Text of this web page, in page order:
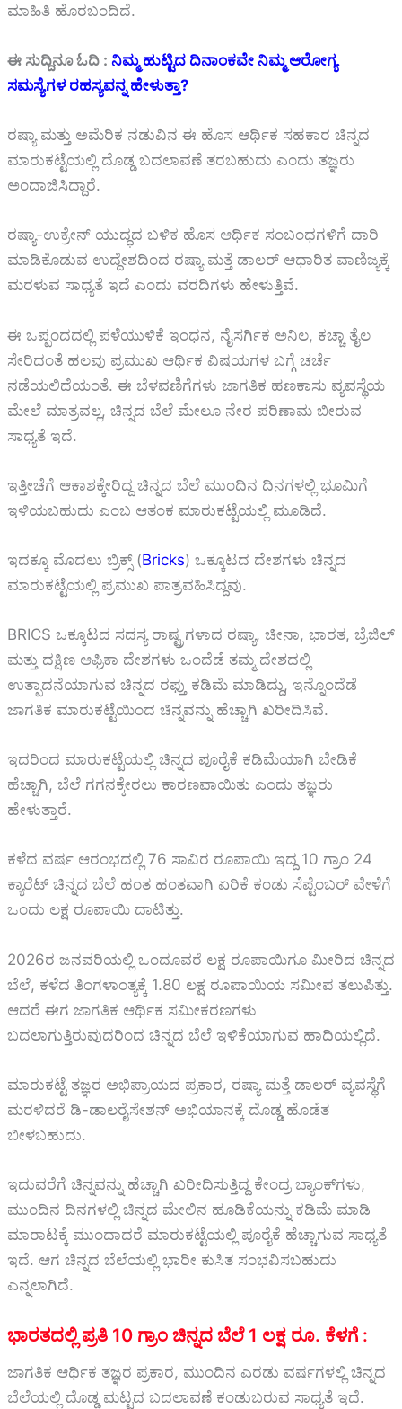
ಮಾಹಿತಿ ಹೊರಬಂದಿದೆ.
ಈ ಸುದ್ದಿನೂ ಓದಿ : ನಿಮ್ಮ ಹುಟ್ಟಿದ ದಿನಾಂಕವೇ ನಿಮ್ಮ ಆರೋಗ್ಯ
ಸಮಸ್ಯೆಗಳ ರಹಸ್ಯವನ್ನ ಹೇಳುತ್ತಾ?
ರಷ್ಯಾ ಮತ್ತು ಅಮೆರಿಕ ನಡುವಿನ ಈ ಹೊಸ ಆರ್ಥಿಕ ಸಹಕಾರ ಚಿನ್ನದ
ಮಾರುಕಟ್ಟೆಯಲ್ಲಿ ದೊಡ್ಡ ಬದಲಾವಣೆ ತರಬಹುದು ಎಂದು ತಜ್ಞರು
ಅಂದಾಜಿಸಿದ್ದಾರೆ.
ರಷ್ಯಾ-ಉಕ್ರೇನ್ ಯುದ್ಧದ ಬಳಿಕ ಹೊಸ ಆರ್ಥಿಕ ಸಂಬಂಧಗಳಿಗೆ ದಾರಿ
ಮಾಡಿಕೊಡುವ ಉದ್ದೇಶದಿಂದ ರಷ್ಯಾ ಮತ್ತೆ ಡಾಲರ್ ಆಧಾರಿತ ವಾಣಿಜ್ಯಕ್ಕೆ
ಮರಳುವ ಸಾಧ್ಯತೆ ಇದೆ ಎಂದು ವರದಿಗಳು ಹೇಳುತ್ತಿವೆ.
ಈ ಒಪ್ಪಂದದಲ್ಲಿ ಪಳೆಯುಳಿಕೆ ಇಂಧನ, ನೈಸರ್ಗಿಕ ಅನಿಲ, ಕಚ್ಚಾ ತೈಲ
ಸೇರಿದಂತೆ ಹಲವು ಪ್ರಮುಖ ಆರ್ಥಿಕ ವಿಷಯಗಳ ಬಗ್ಗೆ ಚರ್ಚೆ
ನಡೆಯಲಿದೆಯಂತೆ. ಈ ಬೆಳವಣಿಗೆಗಳು ಜಾಗತಿಕ ಹಣಕಾಸು ವ್ಯವಸ್ಥೆಯ
ಮೇಲೆ ಮಾತ್ರವಲ್ಲ, ಚಿನ್ನದ ಬೆಲೆ ಮೇಲೂ ನೇರ ಪರಿಣಾಮ ಬೀರುವ
ಸಾಧ್ಯತೆ ಇದೆ.
ಇತ್ತೀಚೆಗೆ ಆಕಾಶಕ್ಕೇರಿದ್ದ ಚಿನ್ನದ ಬೆಲೆ ಮುಂದಿನ ದಿನಗಳಲ್ಲಿ ಭೂಮಿಗೆ
ಇಳಿಯಬಹುದು ಎಂಬ ಆತಂಕ ಮಾರುಕಟ್ಟೆಯಲ್ಲಿ ಮೂಡಿದೆ.
ಇದಕ್ಕೂ ಮೊದಲು ಬ್ರಿಕ್ಸ್ (Bricks) ಒಕ್ಕೂಟದ ದೇಶಗಳು ಚಿನ್ನದ
ಮಾರುಕಟ್ಟೆಯಲ್ಲಿ ಪ್ರಮುಖ ಪಾತ್ರವಹಿಸಿದ್ದವು.
BRICS ಒಕ್ಕೂಟದ ಸದಸ್ಯ ರಾಷ್ಟ್ರಗಳಾದ ರಷ್ಯಾ, ಚೀನಾ, ಭಾರತ, ಬ್ರೆಜಿಲ್
ಮತ್ತು ದಕ್ಷಿಣ ಆಫ್ರಿಕಾ ದೇಶಗಳು ಒಂದೆಡೆ ತಮ್ಮ ದೇಶದಲ್ಲಿ
ಉತ್ಪಾದನೆಯಾಗುವ ಚಿನ್ನದ ರಫ್ತು ಕಡಿಮೆ ಮಾಡಿದ್ದು, ಇನ್ನೊಂದೆಡೆ
ಜಾಗತಿಕ ಮಾರುಕಟ್ಟೆಯಿಂದ ಚಿನ್ನವನ್ನು ಹೆಚ್ಚಾಗಿ ಖರೀದಿಸಿವೆ.
ಇದರಿಂದ ಮಾರುಕಟ್ಟೆಯಲ್ಲಿ ಚಿನ್ನದ ಪೂರೈಕೆ ಕಡಿಮೆಯಾಗಿ ಬೇಡಿಕೆ
ಹೆಚ್ಚಾಗಿ, ಬೆಲೆ ಗಗನಕ್ಕೇರಲು ಕಾರಣವಾಯಿತು ಎಂದು ತಜ್ಞರು
ಹೇಳುತ್ತಾರೆ.
ಕಳೆದ ವರ್ಷ ಆರಂಭದಲ್ಲಿ 76 ಸಾವಿರ ರೂಪಾಯಿ ಇದ್ದ 10 ಗ್ರಾಂ 24
ಕ್ಯಾರೆಟ್ ಚಿನ್ನದ ಬೆಲೆ ಹಂತ ಹಂತವಾಗಿ ಏರಿಕೆ ಕಂಡು ಸೆಪ್ಟೆಂಬರ್ ವೇಳೆಗೆ
ಒಂದು ಲಕ್ಷ ರೂಪಾಯಿ ದಾಟಿತ್ತು.
2026ರ ಜನವರಿಯಲ್ಲಿ ಒಂದೂವರೆ ಲಕ್ಷ ರೂಪಾಯಿಗೂ ಮೀರಿದ ಚಿನ್ನದ
ಬೆಲೆ, ಕಳೆದ ತಿಂಗಳಾಂತ್ಯಕ್ಕೆ 1.80 ಲಕ್ಷ ರೂಪಾಯಿಯ ಸಮೀಪ ತಲುಪಿತ್ತು.
ಆದರೆ ಈಗ ಜಾಗತಿಕ ಆರ್ಥಿಕ ಸಮೀಕರಣಗಳು
ಬದಲಾಗುತ್ತಿರುವುದರಿಂದ ಚಿನ್ನದ ಬೆಲೆ ಇಳಿಕೆಯಾಗುವ ಹಾದಿಯಲ್ಲಿದೆ.
ಮಾರುಕಟ್ಟೆ ತಜ್ಞರ ಅಭಿಪ್ರಾಯದ ಪ್ರಕಾರ, ರಷ್ಯಾ ಮತ್ತೆ ಡಾಲರ್ ವ್ಯವಸ್ಥೆಗೆ
ಮರಳಿದರೆ ಡಿ-ಡಾಲರೈಸೇಶನ್ ಅಭಿಯಾನಕ್ಕೆ ದೊಡ್ಡ ಹೊಡೆತ
ಬೀಳಬಹುದು.
ಇದುವರೆಗೆ ಚಿನ್ನವನ್ನು ಹೆಚ್ಚಾಗಿ ಖರೀದಿಸುತ್ತಿದ್ದ ಕೇಂದ್ರ ಬ್ಯಾಂಕ್‌ಗಳು,
ಮುಂದಿನ ದಿನಗಳಲ್ಲಿ ಚಿನ್ನದ ಮೇಲಿನ ಹೂಡಿಕೆಯನ್ನು ಕಡಿಮೆ ಮಾಡಿ
ಮಾರಾಟಕ್ಕೆ ಮುಂದಾದರೆ ಮಾರುಕಟ್ಟೆಯಲ್ಲಿ ಪೂರೈಕೆ ಹೆಚ್ಚಾಗುವ ಸಾಧ್ಯತೆ
ಇದೆ. ಆಗ ಚಿನ್ನದ ಬೆಲೆಯಲ್ಲಿ ಭಾರೀ ಕುಸಿತ ಸಂಭವಿಸಬಹುದು
ಎನ್ನಲಾಗಿದೆ.
ಭಾರತದಲ್ಲಿ ಪ್ರತಿ 10 ಗ್ರಾಂ ಚಿನ್ನದ ಬೆಲೆ 1 ಲಕ್ಷ ರೂ. ಕೆಳಗೆ :
ಜಾಗತಿಕ ಆರ್ಥಿಕ ತಜ್ಞರ ಪ್ರಕಾರ, ಮುಂದಿನ ಎರಡು ವರ್ಷಗಳಲ್ಲಿ ಚಿನ್ನದ
ಬೆಲೆಯಲ್ಲಿ ದೊಡ್ಡ ಮಟ್ಟದ ಬದಲಾವಣೆ ಕಂಡುಬರುವ ಸಾಧ್ಯತೆ ಇದೆ.